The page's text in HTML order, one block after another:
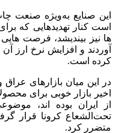
این صنایع به‌ویژه صنعت
است کنار تهدیدهایی که
ها نیز بیندیشد،‌ فرصت‌
آوردند و افزایش نرخ
کرده است.
در این میان بازارهای
اخیر بازار خوبی برای
از ایران بوده‌ اند‌،
تحت‌الشعاع کرونا قرار
متضرر کرد.